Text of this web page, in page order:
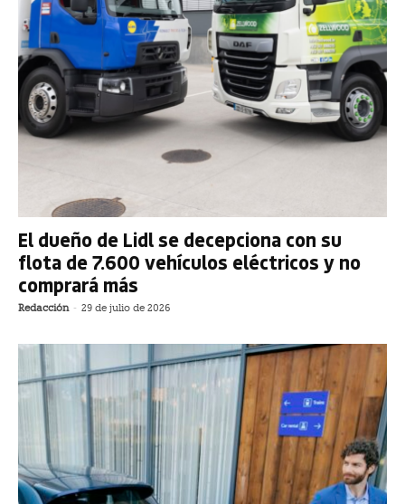
El dueño de Lidl se decepciona con su
flota de 7.600 vehículos eléctricos y no
comprará más
Redacción - 29 de julio de 2026